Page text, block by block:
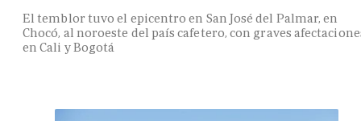
El temblor tuvo el epicentro en San José del Palmar, en
Chocó, al noroeste del país cafetero, con graves
en Cali y Bogotá